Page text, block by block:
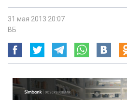
31 мая 2013 20:07
ВБ